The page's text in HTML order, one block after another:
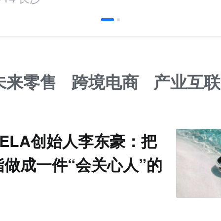
来零售 跨境电商 产业互
创始人李东豪：把
成一件“会关心人”的